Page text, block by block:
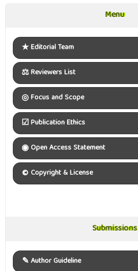
Menu
Menu
★Editorial Team
⚖Reviewers List
◎Focus and Scope
☑Publication Ethics
◉ Open Access Statement
© Copyright & License
Submissions
Submissions
✎Author Guideline